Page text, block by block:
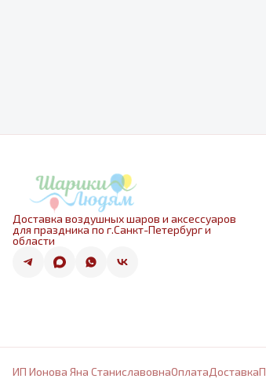
Доставка воздушных шаров и аксессуаров
для праздника по г.Санкт-Петербург и
области
ИП Ионова Яна СтаниславовнаОплатаДоставка